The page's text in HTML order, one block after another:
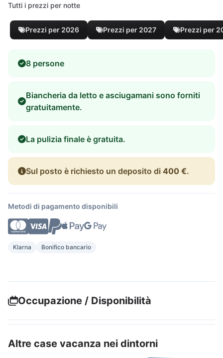
Tutti i prezzi per notte
Prezzi per 2026 Prezzi per 2027 Prezzi per
8 persone
Biancheria da letto e asciugamani sono forniti
gratuitamente.
La pulizia finale è gratuita.
Sul posto è richiesto un deposito di 400 €.
Metodi di pagamento disponibili
Klarna Bonifico bancario
Occupazione / Disponibilità
Altre case vacanza nei dintorni